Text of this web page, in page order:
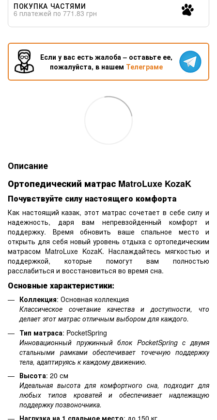
ПОКУПКА ЧАСТЯМИ
6 платежей по 771.83 грн
Если у вас есть жалоба – оставьте ее,
пожалуйста, в нашем Телеграме
Описание
Ортопедический матрас MatroLuxe KozaK
Почувствуйте силу настоящего комфорта
Как настоящий казак, этот матрас сочетает в себе силу и
надежность, даря вам непревзойденный комфорт и
поддержку. Время обновить ваше спальное место и
открыть для себя новый уровень отдыха с ортопедическим
матрасом MatroLuxe KozaK. Наслаждайтесь мягкостью и
поддержкой, которые помогут вам полностью
расслабиться и восстановиться во время сна.
Основные характеристики:
Коллекция: Основная коллекция
Классическое сочетание качества и доступности, что
делает этот матрас отличным выбором для каждого.
Тип матраса: PocketSpring
Инновационный пружинный блок PocketSpring с двумя
стальными рамками обеспечивает точечную поддержку
тела, адаптируясь к каждому движению.
Высота: 20 см
Идеальная высота для комфортного сна, подходит для
любых типов кроватей и обеспечивает надлежащую
поддержку позвоночника.